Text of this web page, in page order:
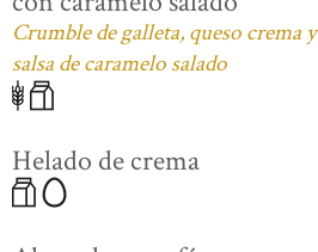
Crumble de galleta, queso crema y
salsa de caramelo salado
Helado de crema